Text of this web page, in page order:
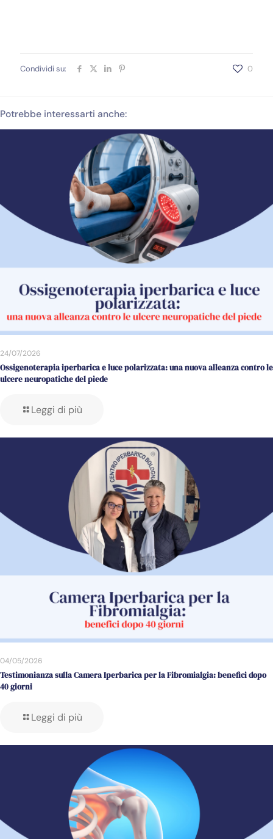
Condividi su: 0
Potrebbe interessarti anche:
24/07/2026
Ossigenoterapia iperbarica e luce polarizzata: una nuova alleanza contro le
ulcere neuropatiche del piede
Leggi di più
04/05/2026
Testimonianza sulla Camera Iperbarica per la Fibromialgia: benefici dopo
40 giorni
Leggi di più